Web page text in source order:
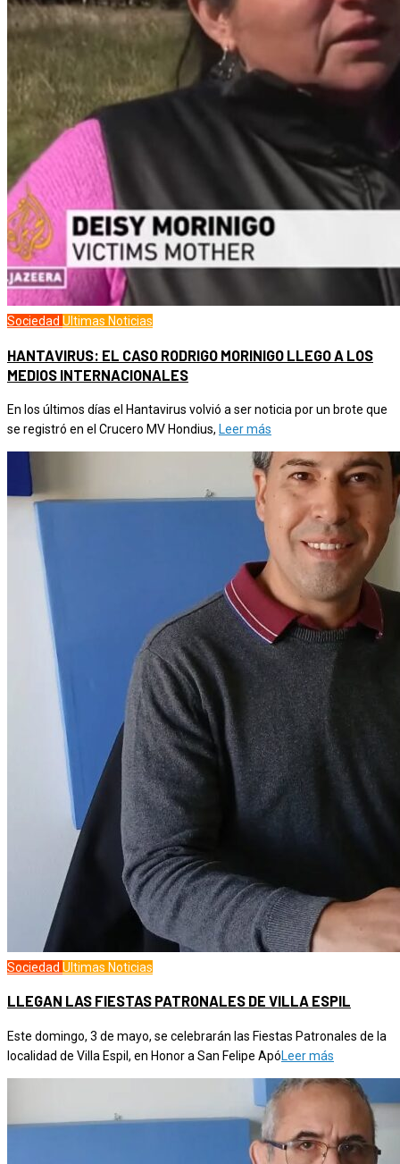
Sociedad Ultimas Noticias
HANTAVIRUS: EL CASO RODRIGO MORINIGO LLEGO A LOS
MEDIOS INTERNACIONALES
En los últimos días el Hantavirus volvió a ser noticia por un brote que
se registró en el Crucero MV Hondius, Leer más
Sociedad Ultimas Noticias
LLEGAN LAS FIESTAS PATRONALES DE VILLA ESPIL
Este domingo, 3 de mayo, se celebrarán las Fiestas Patronales de la
localidad de Villa Espil, en Honor a San Felipe ApóLeer más